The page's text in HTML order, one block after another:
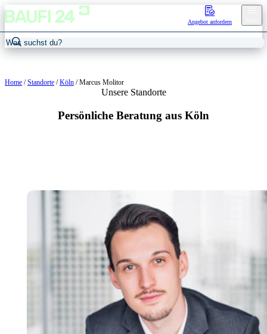
Angebot anfordern
Home /Standorte /Köln /Marcus Molitor
Unsere Standorte
Persönliche Beratung aus Köln